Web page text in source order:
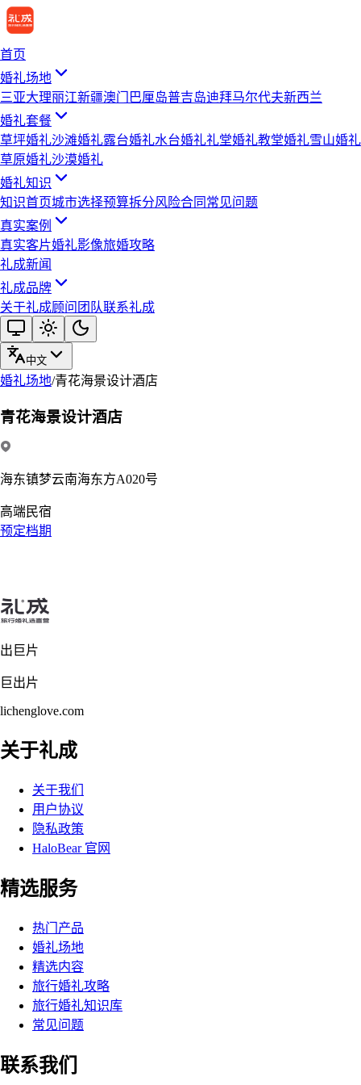
首页
婚礼场地
三亚大理丽江新疆澳门 巴厘岛普吉岛迪拜马尔代夫新西兰
婚礼套餐
草坪婚礼沙滩婚礼露台婚礼水台婚礼礼堂婚礼教堂婚礼雪山婚礼
草原婚礼沙漠婚礼
婚礼知识
知识首页城市选择预算拆分风险合同 常见问题
真实案例
真实客片婚礼影像旅婚攻略
礼成新闻
礼成品牌
关于礼成顾问团队联系礼成
中文
婚礼场地/青花海景设计酒店
青花海景设计酒店
海东镇梦云南海东方A020号
高端民宿
预定档期
出巨片
巨出片
lichenglove.com
关于礼成
关于我们
用户协议
隐私政策
HaloBear 官网
精选服务
热门产品
婚礼场地
精选内容
旅行婚礼攻略
旅行婚礼知识库
常见问题
联系我们